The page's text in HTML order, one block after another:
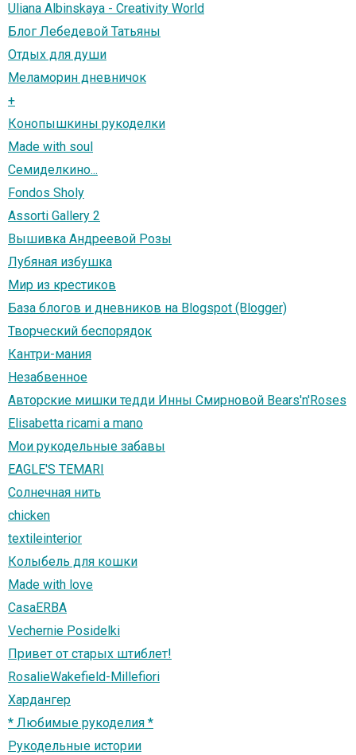
Uliana Albinskaya - Creativity World
Блог Лебедевой Татьяны
Отдых для души
Меламорин дневничок
+
Конопышкины рукоделки
Made with soul
Семиделкино...
Fondos Sholy
Assorti Gallery 2
Вышивка Андреевой Розы
Лубяная избушка
Мир из крестиков
База блогов и дневников на Blogspot (Blogger)
Творческий беспорядок
Кантри-мания
Незабвенное
Авторские мишки тедди Инны Смирновой Bears'n'Roses
Elisabetta ricami a mano
Мои рукодельные забавы
EAGLE'S TEMARI
Солнечная нить
chicken
textileinterior
Колыбель для кошки
Made with love
CasaERBA
Vechernie Posidelki
Привет от старых штиблет!
RosalieWakefield-Millefiori
Хардангер
* Любимые рукоделия *
Рукодельные истории